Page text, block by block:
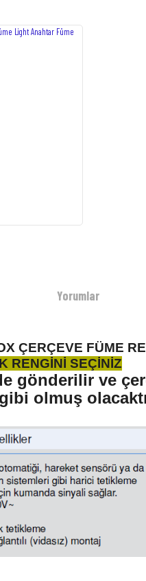
Yorumlar
ÇERÇEVE FÜME
RENGİNİ SEÇİNİZ
gönderilir ve
olmuş